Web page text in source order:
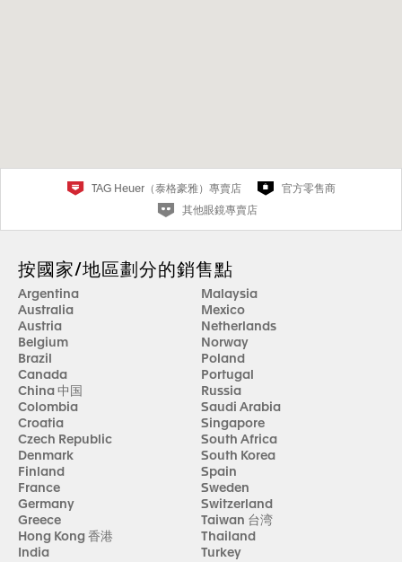
TAG Heuer（泰格豪雅）專賣店
官方零售商
其他眼鏡專賣店
按國家/地區劃分的銷售點
Argentina
Australia
Austria
Belgium
Brazil
Canada
China 中国
Colombia
Croatia
Czech Republic
Denmark
Finland
France
Germany
Greece
Hong Kong 香港
India
Malaysia
Mexico
Netherlands
Norway
Poland
Portugal
Russia
Saudi Arabia
Singapore
South Africa
South Korea
Spain
Sweden
Switzerland
Taiwan 台湾
Thailand
Turkey